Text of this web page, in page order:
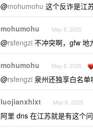
@mohumohu 这个反诈是江
mohumohu May 8, 2025
@rsfengzi 不冲突啊，gfw 地
mohumohu May 8, 2025
@rsfengzi 泉州还独享白名单
luojianxhlxt May 8, 2025
阿里 dns 在江苏就是有这个